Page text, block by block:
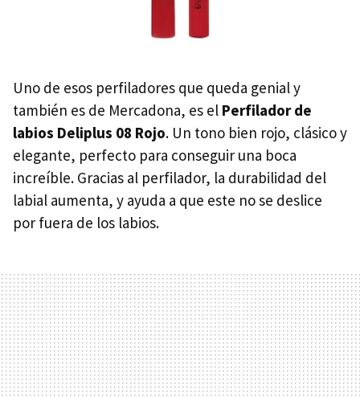
Uno de esos perfiladores que queda genial y
también es de Mercadona, es el Perfilador de
labios Deliplus 08 Rojo. Un tono bien rojo, clásico y
elegante, perfecto para conseguir una boca
increíble. Gracias al perfilador, la durabilidad del
labial aumenta, y ayuda a que este no se deslice
por fuera de los labios.